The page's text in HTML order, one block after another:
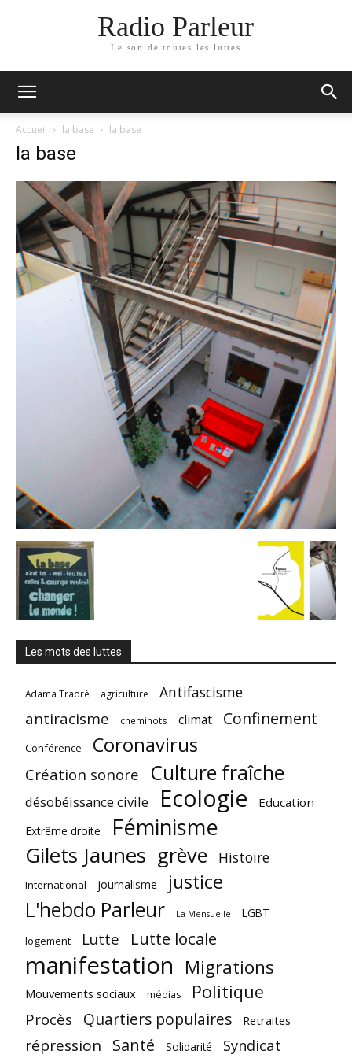
Radio Parleur
Le son de toutes les luttes
Accueil la base la base
la base
Les mots des luttes
Adama Traoré agriculture Antifascisme
antiracisme cheminots climat Confinement
Conférence Coronavirus
Création sonore Culture fraîche
désobéissance civile Ecologie Education
Extrême droite Féminisme
Gilets Jaunes grève Histoire
International journalisme justice
L'hebdo Parleur La Mensuelle
LGBT
logement
Lutte Lutte locale
manifestation Migrations
Mouvements sociaux médias Politique
Procès Quartiers populaires Retraites
répression Santé Solidarité Syndicat